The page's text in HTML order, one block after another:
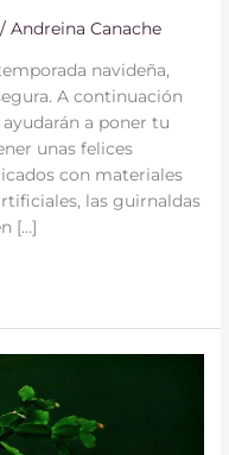
/Andreina Canache
navideña,
A continuación
a poner tu
unas felices
con materiales
las guirnaldas
[…]